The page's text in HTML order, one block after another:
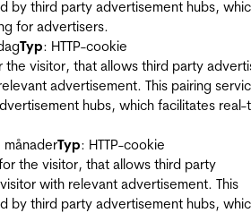
by third party advertisement hubs,
for advertisers.
Typ: HTTP-cookie
the visitor, that allows third party
advertisement. This pairing
hubs, which facilitates real-
månaderTyp: HTTP-cookie
the visitor, that allows third party
with relevant advertisement. This
by third party advertisement hubs,